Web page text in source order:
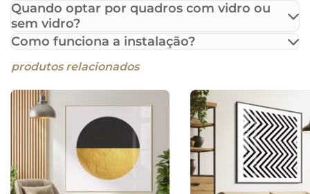
Quando optar por quadros com vidro ou
sem vidro?
Como funciona a instalação?
produtos relacionados